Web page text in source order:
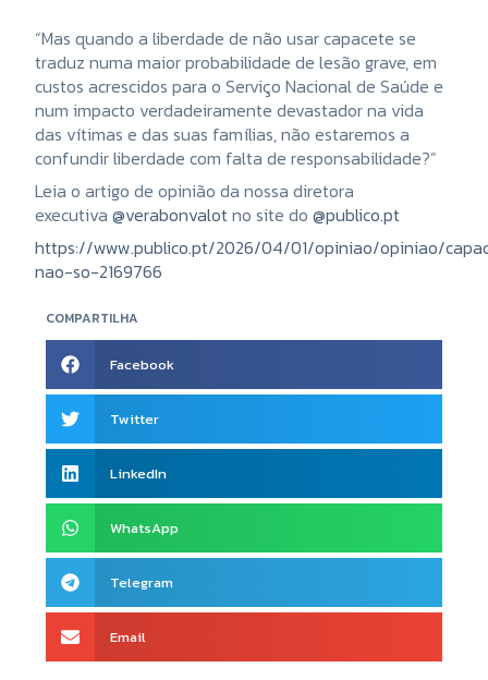
COMPARTILHA
Facebook
Twitter
LinkedIn
WhatsApp
Telegram
Email
“Mas quando a liberdade de não usar capacete se
traduz numa maior probabilidade de lesão grave, em
custos acrescidos para o Serviço Nacional de Saúde e
num impacto verdadeiramente devastador na vida
das vítimas e das suas famílias, não estaremos a
confundir liberdade com falta de responsabilidade?”
Leia o artigo de opinião da nossa diretora
executiva @verabonvalotno site do @publico.pt
https://www.publico.pt/2026/04/01/opiniao/opiniao/
nao-so-2169766